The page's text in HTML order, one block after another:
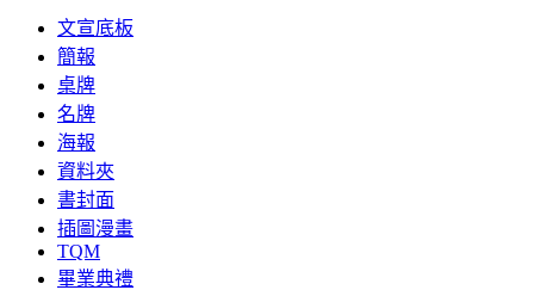
文宣底板
簡報
桌牌
名牌
海報
資料夾
書封面
插圖漫畫
TQM
畢業典禮